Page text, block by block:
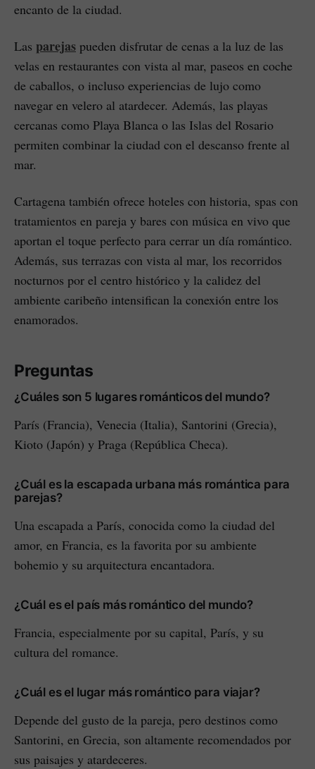
encanto de la ciudad.
Las parejas pueden disfrutar de cenas a la luz de las
velas en restaurantes con vista al mar, paseos en coche
de caballos, o incluso experiencias de lujo como
navegar en velero al atardecer. Además, las playas
cercanas como Playa Blanca o las Islas del Rosario
permiten combinar la ciudad con el descanso frente al
mar.
Cartagena también ofrece hoteles con historia, spas con
tratamientos en pareja y bares con música en vivo que
aportan el toque perfecto para cerrar un día romántico.
Además, sus terrazas con vista al mar, los recorridos
nocturnos por el centro histórico y la calidez del
ambiente caribeño intensifican la conexión entre los
enamorados.
Preguntas
¿Cuáles son 5 lugares románticos del mundo?
París (Francia), Venecia (Italia), Santorini (Grecia),
Kioto (Japón) y Praga (República Checa).
¿Cuál es la escapada urbana más romántica para
parejas?
Una escapada a París, conocida como la ciudad del
amor, en Francia, es la favorita por su ambiente
bohemio y su arquitectura encantadora.
¿Cuál es el país más romántico del mundo?
Francia, especialmente por su capital, París, y su
cultura del romance.
¿Cuál es el lugar más romántico para viajar?
Depende del gusto de la pareja, pero destinos como
Santorini, en Grecia, son altamente recomendados por
sus paisajes y atardeceres.